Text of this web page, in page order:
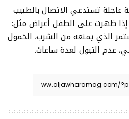
عاجلة تستدعي الاتصال بالطبيب
ظهرت على الطفل أعراض مثل:
الذي يمنعه من الشرب، الخمول
عدم التبول لعدة ساعات.